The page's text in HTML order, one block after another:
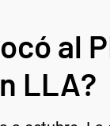
al
LLA?